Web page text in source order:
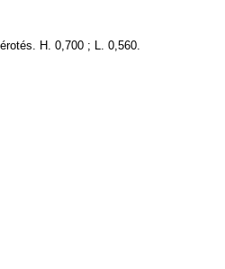
H. 0,700 ; L. 0,560.